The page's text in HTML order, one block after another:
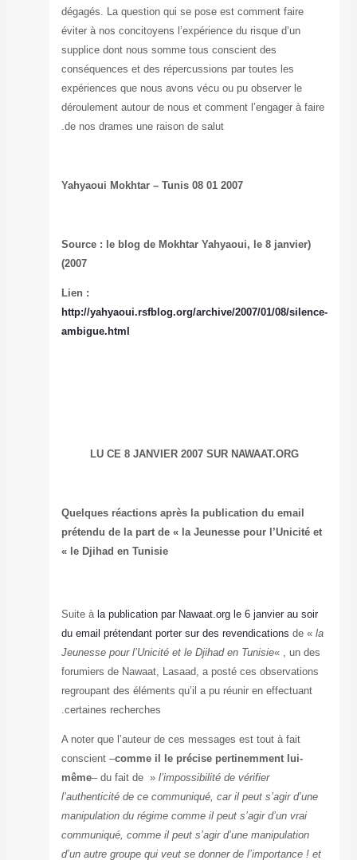
dégagés. La
éviter à nos
conséquences
expériences
déroulement
(Source : le
http://
Quelques
prétendu de la
Suite àla
du email
Jeunesse pour
forumiers de
regroupant des
A noter que
conscient –
l’authenticité de
manipulation du
communiqué,
d’un autre